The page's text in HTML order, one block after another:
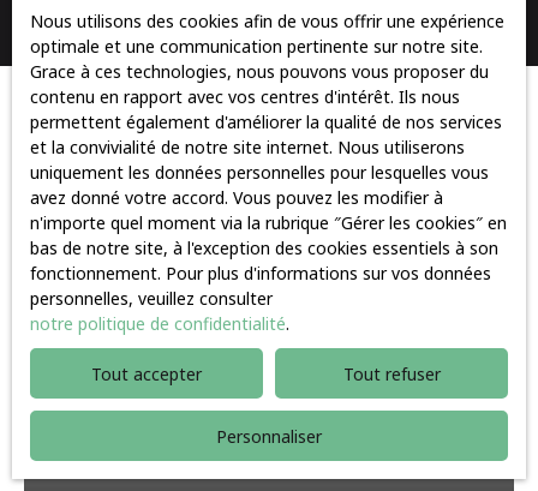
Pertinence
Trier par Créer une alerte
Vendu
Vendu
Nous utilisons des cookies afin de vous offrir une expérience
optimale et une communication pertinente sur notre site.
Grace à ces technologies, nous pouvons vous proposer du
contenu en rapport avec vos centres d'intérêt. Ils nous
permettent également d'améliorer la qualité de nos services
et la convivialité de notre site internet. Nous utiliserons
uniquement les données personnelles pour lesquelles vous
avez donné votre accord. Vous pouvez les modifier à
n'importe quel moment via la rubrique ″Gérer les cookies″ en
bas de notre site, à l'exception des cookies essentiels à son
fonctionnement. Pour plus d'informations sur vos données
personnelles, veuillez consulter
notre politique de confidentialité.
Tout accepter Tout refuser
Personnaliser